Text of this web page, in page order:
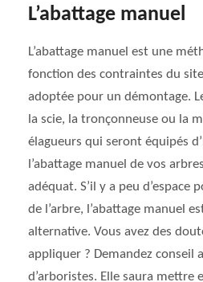
L’abattage manuel
L’abattage manuel est une
fonction des contraintes du
adoptée pour un démontage.
la scie, la tronçonneuse ou la
élagueurs qui seront équipés
l’abattage manuel de vos
adéquat. S’il y a peu d’espace
de l’arbre, l’abattage manuel
alternative. Vous avez des
appliquer ? Demandez conseil
d’arboristes. Elle saura mettre